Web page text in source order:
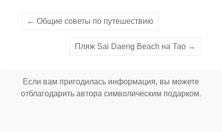
← Общие советы по путешествию
Пляж Sai Daeng Beach на Тао →
Если вам пригодилась информация, вы можете
отблагодарить автора символическим подарком.